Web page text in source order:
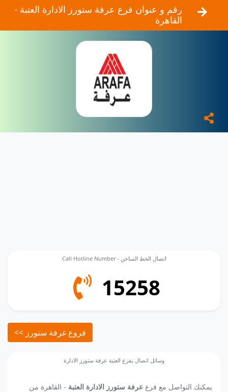
رقم و عنوان فرع عرفة ستورز الادارة العتبة -
القاهرة
Call Hotline Number - اتصال الخط الساخن
15258
<< فروع غرفة ستورز
وسائل اتصال بفرع العتبة عرفة ستورز الادارة
يمكنك التواصل مع فرع عرفة ستورز الادارة العتبة - القاهرة من